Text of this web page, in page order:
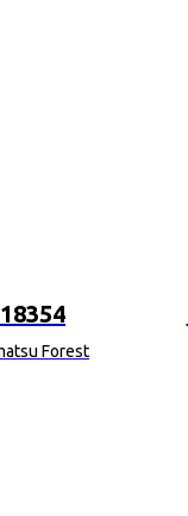
Forest